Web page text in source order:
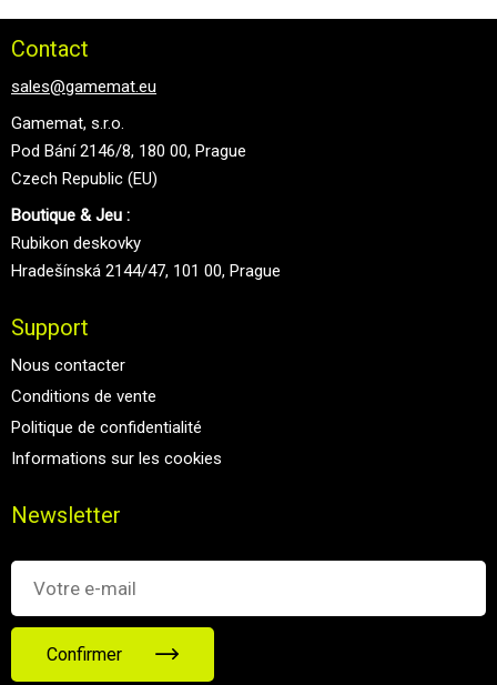
Contact
sales@gamemat.eu
Gamemat, s.r.o.
Pod Bání 2146/8, 180 00, Prague
Czech Republic (EU)
Boutique & Jeu :
Rubikon deskovky
Hradešínská 2144/47, 101 00, Prague
Support
Nous contacter
Conditions de vente
Politique de confidentialité
Informations sur les cookies
Newsletter
Confirmer